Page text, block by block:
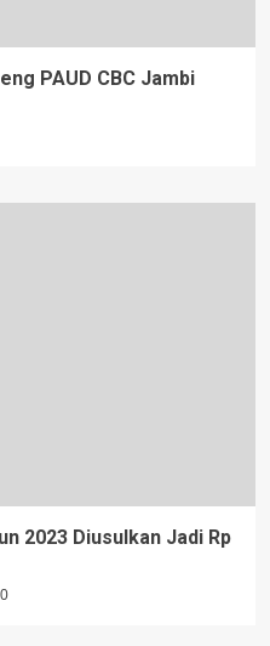
PAUD CBC Jambi
2023 Diusulkan Jadi Rp
0